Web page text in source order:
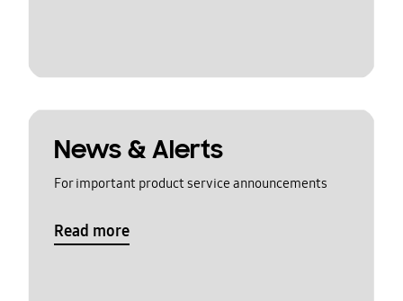
News & Alerts
For important product service announcements
Read more